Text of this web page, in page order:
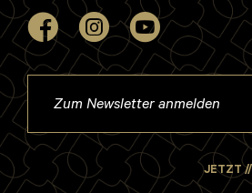
JETZT //